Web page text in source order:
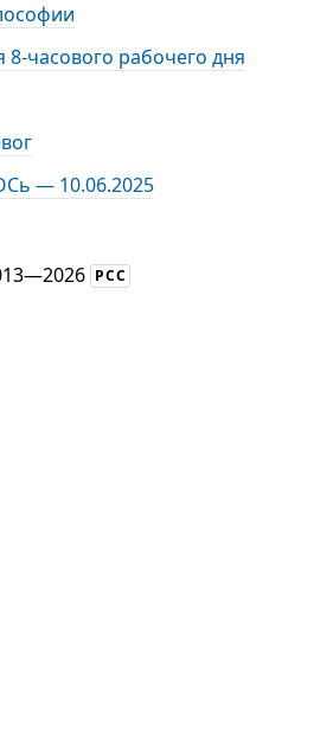
8-часового рабочего дня
— 10.06.2025
РСС